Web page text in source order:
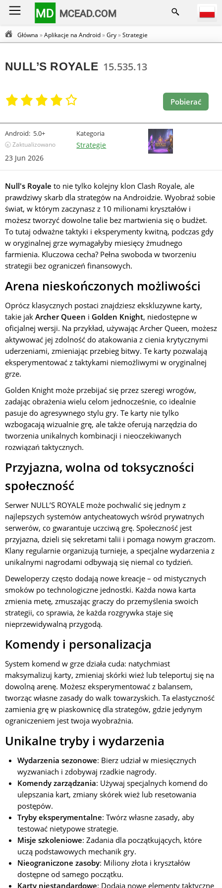
MD MCEAD.COM
Główna »Aplikacje na Android»Gry»Strategie
NULL’S ROYALE 15.535.13
Pobierać
Android: 5.0+
🕣 Zaktualizowano
23 Jun 2026
Kategoria
Strategie
Null's Royale to nie tylko kolejny klon Clash Royale, ale
prawdziwy skarb dla strategów na Androidzie. Wyobraź sobie
świat, w którym zaczynasz z 10 milionami kryształów i
możesz tworzyć dowolne talie bez martwienia się o budżet.
To tutaj odważne taktyki i eksperymenty kwitną, podczas gdy
w oryginalnej grze wymagałyby miesięcy żmudnego
farmienia. Kluczowa cecha? Pełna swoboda w tworzeniu
strategii bez ograniczeń finansowych.
Arena nieskończonych możliwości
Oprócz klasycznych postaci znajdziesz ekskluzywne karty,
takie jak Archer Queen i Golden Knight, niedostępne w
oficjalnej wersji. Na przykład, używając Archer Queen, możesz
aktywować jej zdolność do atakowania z cienia krytycznymi
uderzeniami, zmieniając przebieg bitwy. Te karty pozwalają
eksperymentować z taktykami niemożliwymi w oryginalnej
grze.
Golden Knight może przebijać się przez szeregi wrogów,
zadając obrażenia wielu celom jednocześnie, co idealnie
pasuje do agresywnego stylu gry. Te karty nie tylko
wzbogacają wizualnie grę, ale także oferują narzędzia do
tworzenia unikalnych kombinacji i nieoczekiwanych
rozwiązań taktycznych.
Przyjazna, wolna od toksyczności
społeczność
Serwer NULL’S ROYALE może pochwalić się jednym z
najlepszych systemów antycheatowych wśród prywatnych
serwerów, co gwarantuje uczciwą grę. Społeczność jest
przyjazna, dzieli się sekretami talii i pomaga nowym graczom.
Klany regularnie organizują turnieje, a specjalne wydarzenia z
unikalnymi nagrodami odbywają się niemal co tydzień.
Deweloperzy często dodają nowe kreacje – od mistycznych
smoków po technologiczne jednostki. Każda nowa karta
zmienia metę, zmuszając graczy do przemyślenia swoich
strategii, co sprawia, że każda rozgrywka staje się
nieprzewidywalną przygodą.
Komendy i personalizacja
System komend w grze działa cuda: natychmiast
maksymalizuj karty, zmieniaj skórki wież lub teleportuj się na
dowolną arenę. Możesz eksperymentować z balansem,
tworząc własne zasady do walk towarzyskich. Ta elastyczność
zamienia grę w piaskownicę dla strategów, gdzie jedynym
ograniczeniem jest twoja wyobraźnia.
Unikalne tryby i wydarzenia
Wydarzenia sezonowe: Bierz udział w miesięcznych
wyzwaniach i zdobywaj rzadkie nagrody.
Komendy zarządzania: Używaj specjalnych komend do
ulepszania kart, zmiany skórek wież lub resetowania
postępów.
Tryby eksperymentalne: Twórz własne zasady, aby
testować nietypowe strategie.
Misje szkoleniowe: Zadania dla początkujących, które
uczą podstawowych mechanik gry.
Nieograniczone zasoby: Miliony złota i kryształów
dostępne od samego początku.
Karty niestandardowe: Dodają nowe elementy taktyczne